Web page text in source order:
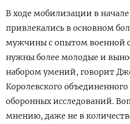
В ходе мобилизации в
привлекались в основном
мужчины с опытом военной
нужны более молодые и
набором умений, говорит
Королевского
оборонных исследований.
мнению, даже не в